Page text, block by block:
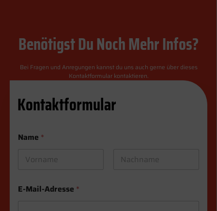
Benötigst Du Noch Mehr Infos?
Bei Fragen und Anregungen kannst du uns auch gerne über dieses
Kontaktformular kontaktieren.
Kontaktformular
Name *
E-Mail-Adresse *